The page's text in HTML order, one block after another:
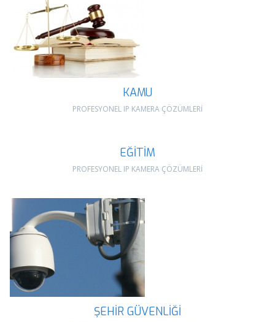
KAMU
PROFESYONEL IP KAMERA ÇÖZÜMLERİ
EĞİTİM
PROFESYONEL IP KAMERA ÇÖZÜMLERİ
ŞEHİR GÜVENLİĞİ